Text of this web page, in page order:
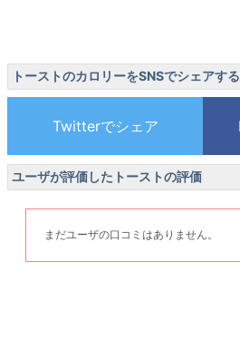
トーストのカロリーをSNSでシェアする
ユーザが評価したトーストの評価
まだユーザの口コミはありません。